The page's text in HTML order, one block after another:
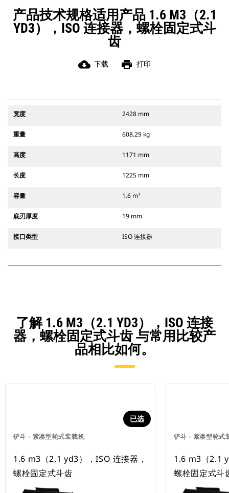
产品技术规格适用产品 1.6 M3（2.1
YD3），ISO 连接器，螺栓固定式斗
齿
cloud_download 下载 print 打印
宽度 2428 mm
重量 608.29 kg
高度 1171 mm
长度 1225 mm
容量 1.6 m³
底刃厚度 19 mm
接口类型 ISO 连接器
了解 1.6 M3（2.1 YD3），ISO 连接
器，螺栓固定式斗齿 与常用比较产
品相比如何。
铲斗 - 紧凑型轮式装载机
已选
1.6 m3（2.1 yd3），ISO 连接器，
螺栓固定式斗齿
铲斗 - 紧凑型轮式
1.6 m3（2.1
螺栓固定式斗